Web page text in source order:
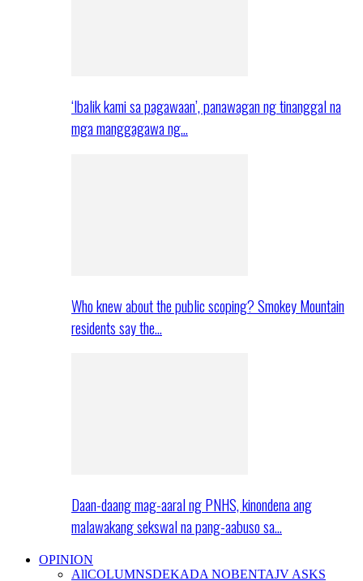
‘Ibalik kami sa pagawaan’, panawagan ng tinanggal na
mga manggagawa ng…
Who knew about the public scoping? Smokey Mountain
residents say the…
Daan-daang mag-aaral ng PNHS, kinondena ang
malawakang sekswal na pang-aabuso sa…
OPINION
AllCOLUMNSDEKADA NOBENTAJV ASKS